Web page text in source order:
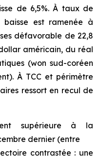
de 6,5%. À taux de
est ramenée à
défavorable de 22,8
américain, du réal
(won sud-coréen
À TCC et périmètre
ressort en recul de
supérieure à la
dernier (entre
contrastée : une